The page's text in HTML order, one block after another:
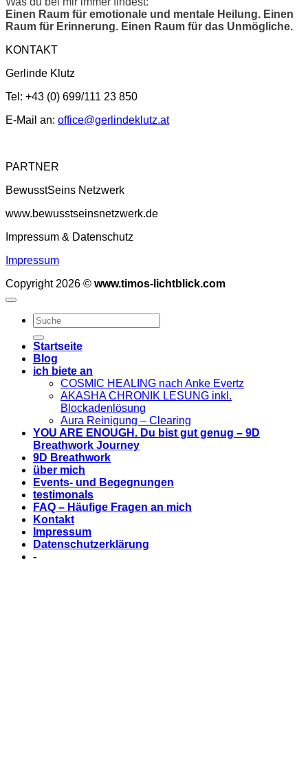
Einen Raum für emotionale und mentale Heilung. Einen
Raum für Erinnerung. Einen Raum für das Unmögliche.
KONTAKT
Gerlinde Klutz
Tel: +43 (0) 699/111 23 850
E-Mail an: office@gerlindeklutz.at
PARTNER
BewusstSeins Netzwerk
www.bewusstseinsnetzwerk.de
Impressum & Datenschutz
Impressum
Copyright 2026 © www.timos-lichtblick.com
Startseite
Blog
ich biete an
COSMIC HEALING nach Anke Evertz
AKASHA CHRONIK LESUNG inkl.
Blockadenlösung
Aura Reinigung – Clearing
YOU ARE ENOUGH. Du bist gut genug – 9D
Breathwork Journey
9D Breathwork
über mich
Events- und Begegnungen
testimonals
FAQ – Häufige Fragen an mich
Kontakt
Impressum
Datenschutzerklärung
-